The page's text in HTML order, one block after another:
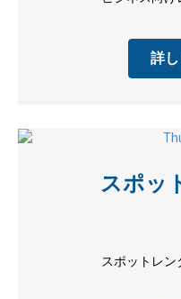
詳
スポッ
スポットレン